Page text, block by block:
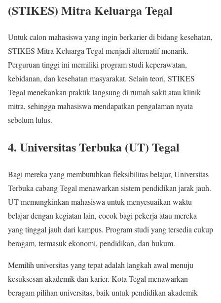
(STIKES) Mitra Keluarga Tegal
Untuk calon mahasiswa yang ingin berkarier di bidang kesehatan,
STIKES Mitra Keluarga Tegal menjadi alternatif menarik.
Perguruan tinggi ini memiliki program studi keperawatan,
kebidanan, dan kesehatan masyarakat. Selain teori, STIKES
Tegal menekankan praktik langsung di rumah sakit atau klinik
mitra, sehingga mahasiswa mendapatkan pengalaman nyata
sebelum lulus.
4. Universitas Terbuka (UT) Tegal
Bagi mereka yang membutuhkan fleksibilitas belajar, Universitas
Terbuka cabang Tegal menawarkan sistem pendidikan jarak jauh.
UT memungkinkan mahasiswa untuk menyesuaikan waktu
belajar dengan kegiatan lain, cocok bagi pekerja atau mereka
yang tinggal jauh dari kampus. Program studi yang tersedia cukup
beragam, termasuk ekonomi, pendidikan, dan hukum.
Memilih universitas yang tepat adalah langkah awal menuju
kesuksesan akademik dan karier. Kota Tegal menawarkan
beragam pilihan universitas, baik untuk pendidikan akademik